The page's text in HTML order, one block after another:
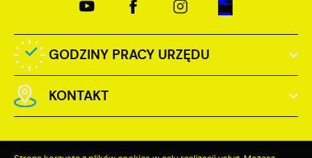
GODZINY PRACY URZĘDU
KONTAKT